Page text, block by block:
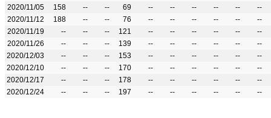
2020/11/05
158 -- -- 69 -- -- -- -- --
--
2020/11/12
188 -- -- 76 -- -- -- -- --
--
2020/11/19
-- -- -- 121 -- -- -- -- --
--
2020/11/26
-- -- -- 139 -- -- -- -- --
--
2020/12/03
-- -- -- 153 -- -- -- -- --
--
2020/12/10
-- -- -- 170 -- -- -- -- --
--
2020/12/17
-- -- -- 178 -- -- -- -- --
--
2020/12/24
-- -- -- 197 -- -- -- -- -- --